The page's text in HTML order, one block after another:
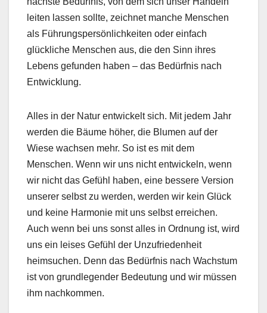
leiten lassen sollte, zeichnet manche Menschen
als Führungspersönlichkeiten oder einfach
glückliche Menschen aus, die den Sinn ihres
Lebens gefunden haben – das Bedürfnis nach
Entwicklung.
Alles in der Natur entwickelt sich. Mit jedem Jahr
werden die Bäume höher, die Blumen auf der
Wiese wachsen mehr. So ist es mit dem
Menschen. Wenn wir uns nicht entwickeln, wenn
wir nicht das Gefühl haben, eine bessere Version
unserer selbst zu werden, werden wir kein Glück
und keine Harmonie mit uns selbst erreichen.
Auch wenn bei uns sonst alles in Ordnung ist, wird
uns ein leises Gefühl der Unzufriedenheit
heimsuchen. Denn das Bedürfnis nach Wachstum
ist von grundlegender Bedeutung und wir müssen
ihm nachkommen.